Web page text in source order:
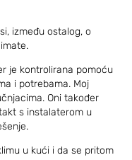
između ostalog, o
je kontrolirana pomoću
i potrebama. Moj
Oni također
s instalaterom u
u kući i da se pritom